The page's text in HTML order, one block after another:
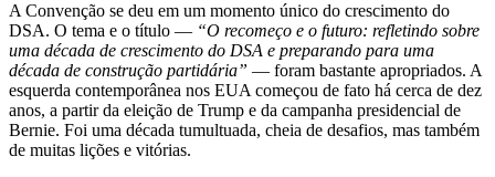
A Convenção se deu em um momento único do crescimento do
DSA. O tema e o título — “O recomeço e o futuro: refletindo sobre
uma década de crescimento do DSA e preparando para uma
década de construção partidária” — foram bastante apropriados. A
esquerda contemporânea nos EUA começou de fato há cerca de dez
anos, a partir da eleição de Trump e da campanha presidencial de
Bernie. Foi uma década tumultuada, cheia de desafios, mas também
de muitas lições e vitórias.